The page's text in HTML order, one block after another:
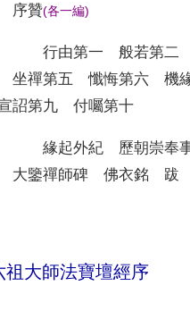
序贊(各一編)
由第一 般若第二
坐禪第五 懺悔第六 機
詔第九 付囑第十
緣起外紀 歷朝崇奉
大鑒禪師碑 佛衣銘 跋
祖大師法寶壇經序